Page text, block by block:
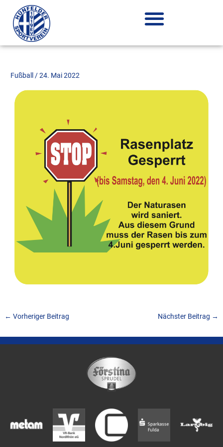
Inhalt
springen
Fußball /24. Mai 2022
← Vorheriger Beitrag Nächster Beitrag →